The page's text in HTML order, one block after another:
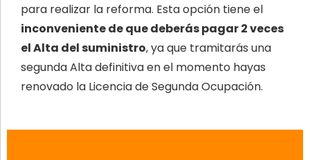
para realizar la reforma. Esta opción tiene el
inconveniente de que deberás pagar 2 veces
el Alta del suministro, ya que tramitarás una
segunda Alta definitiva en el momento hayas
renovado la Licencia de Segunda Ocupación.